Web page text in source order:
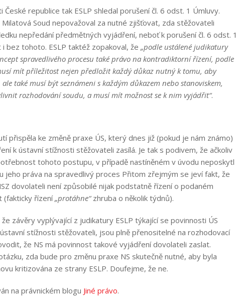
České republice tak ESLP shledal porušení čl. 6 odst. 1 Úmluvy.
Soud nepovažoval za nutné zjišťovat, zda stěžovateli
nepředání předmětných vyjádření, neboť k porušení čl. 6 odst. 1
bez tohoto. ESLP taktéž zopakoval, že „podle ustálené judikatury
spravedlivého procesu také právo na kontradiktorní řízení, podle
mít příležitost nejen předložit každý důkaz nutný k tomu, aby
také musí být seznámeni s každým důkazem nebo stanoviskem,
rozhodování soudu, a musí mít možnost se k nim vyjádřit“.
přispěla ke změně praxe ÚS, který dnes již (pokud je nám známo)
k ústavní stížnosti stěžovateli zasílá. Je tak s podivem, že ačkoliv
tohoto postupu, v případě nastíněném v úvodu neposkytl
jeho práva na spravedlivý proces Přitom zřejmým se jeví fakt, že
dovolateli není způsobilé nijak podstatně řízení o podaném
(fakticky řízení„protáhne“zhruba o několik týdnů).
závěry vyplývající z judikatury ESLP týkající se povinnosti ÚS
stížnosti stěžovateli, jsou plně přenositelné na rozhodovací
že NS má povinnost takové vyjádření dovolateli zaslat.
zda bude pro změnu praxe NS skutečně nutné, aby byla
kritizována ze strany ESLP. Doufejme, že ne.
na právnickém blogu Jiné právo.